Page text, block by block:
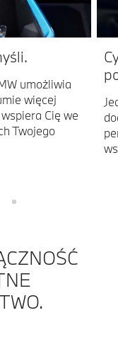
umożliwia
więcej
Cię we
Twojego